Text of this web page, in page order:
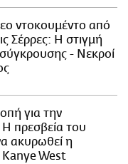
ντοκουμέντο από
Σέρρες: Η στιγμή
- Νεκροί
για την
Η πρεσβεία του
ακυρωθεί η
Kanye West